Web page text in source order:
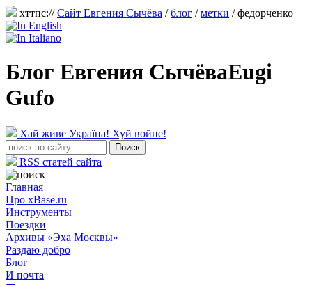
хттпс://Сайт Евгения Сычёва /блог /метки / федорченко
Блог Евгения СычёваEugi
Gufo
Хай живе Україна! Хуй войне!
RSS статей сайта
Главная
Про xBase.ru
Инструменты
Поездки
Архивы «Эха Москвы»
Раздаю добро
Блог
И почта